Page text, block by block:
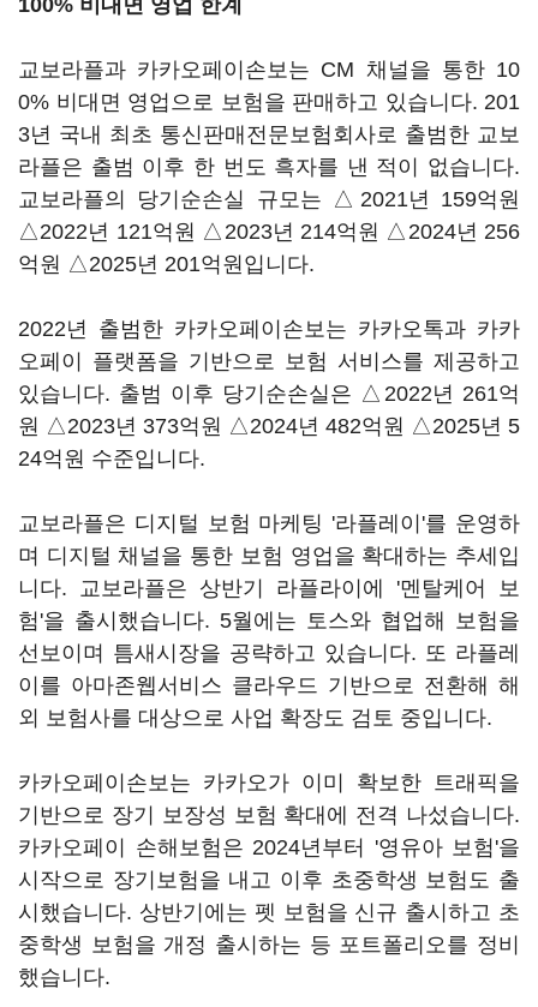
100% 비대면 영업 한계
교보라플과 카카오페이손보는 CM 채널을 통한 10
0% 비대면 영업으로 보험을 판매하고 있습니다. 201
3년 국내 최초 통신판매전문보험회사로 출범한 교보
라플은 출범 이후 한 번도 흑자를 낸 적이 없습니다.
교보라플의 당기순손실 규모는 △2021년 159억원
△2022년 121억원 △2023년 214억원 △2024년 256
억원 △2025년 201억원입니다.
2022년 출범한 카카오페이손보는 카카오톡과 카카
오페이 플랫폼을 기반으로 보험 서비스를 제공하고
있습니다. 출범 이후 당기순손실은 △2022년 261억
원 △2023년 373억원 △2024년 482억원 △2025년 5
24억원 수준입니다.
교보라플은 디지털 보험 마케팅 '라플레이'를 운영하
며 디지털 채널을 통한 보험 영업을 확대하는 추세입
니다. 교보라플은 상반기 라플라이에 '멘탈케어 보
험'을 출시했습니다. 5월에는 토스와 협업해 보험을
선보이며 틈새시장을 공략하고 있습니다. 또 라플레
이를 아마존웹서비스 클라우드 기반으로 전환해 해
외 보험사를 대상으로 사업 확장도 검토 중입니다.
카카오페이손보는 카카오가 이미 확보한 트래픽을
기반으로 장기 보장성 보험 확대에 전격 나섰습니다.
카카오페이 손해보험은 2024년부터 '영유아 보험'을
시작으로 장기보험을 내고 이후 초중학생 보험도 출
시했습니다. 상반기에는 펫 보험을 신규 출시하고 초
중학생 보험을 개정 출시하는 등 포트폴리오를 정비
했습니다.